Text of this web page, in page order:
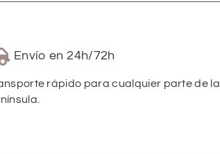
Envío en 24h/72h
rápido para cualquier parte de la